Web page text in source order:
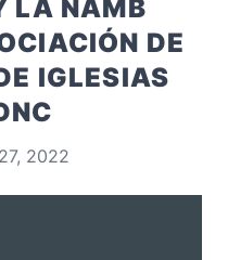
LA NAMB
DE
IGLESIAS
2022